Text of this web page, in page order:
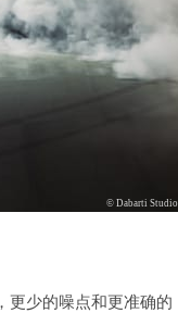
© Dabarti Studio
更少的噪点和更准确的